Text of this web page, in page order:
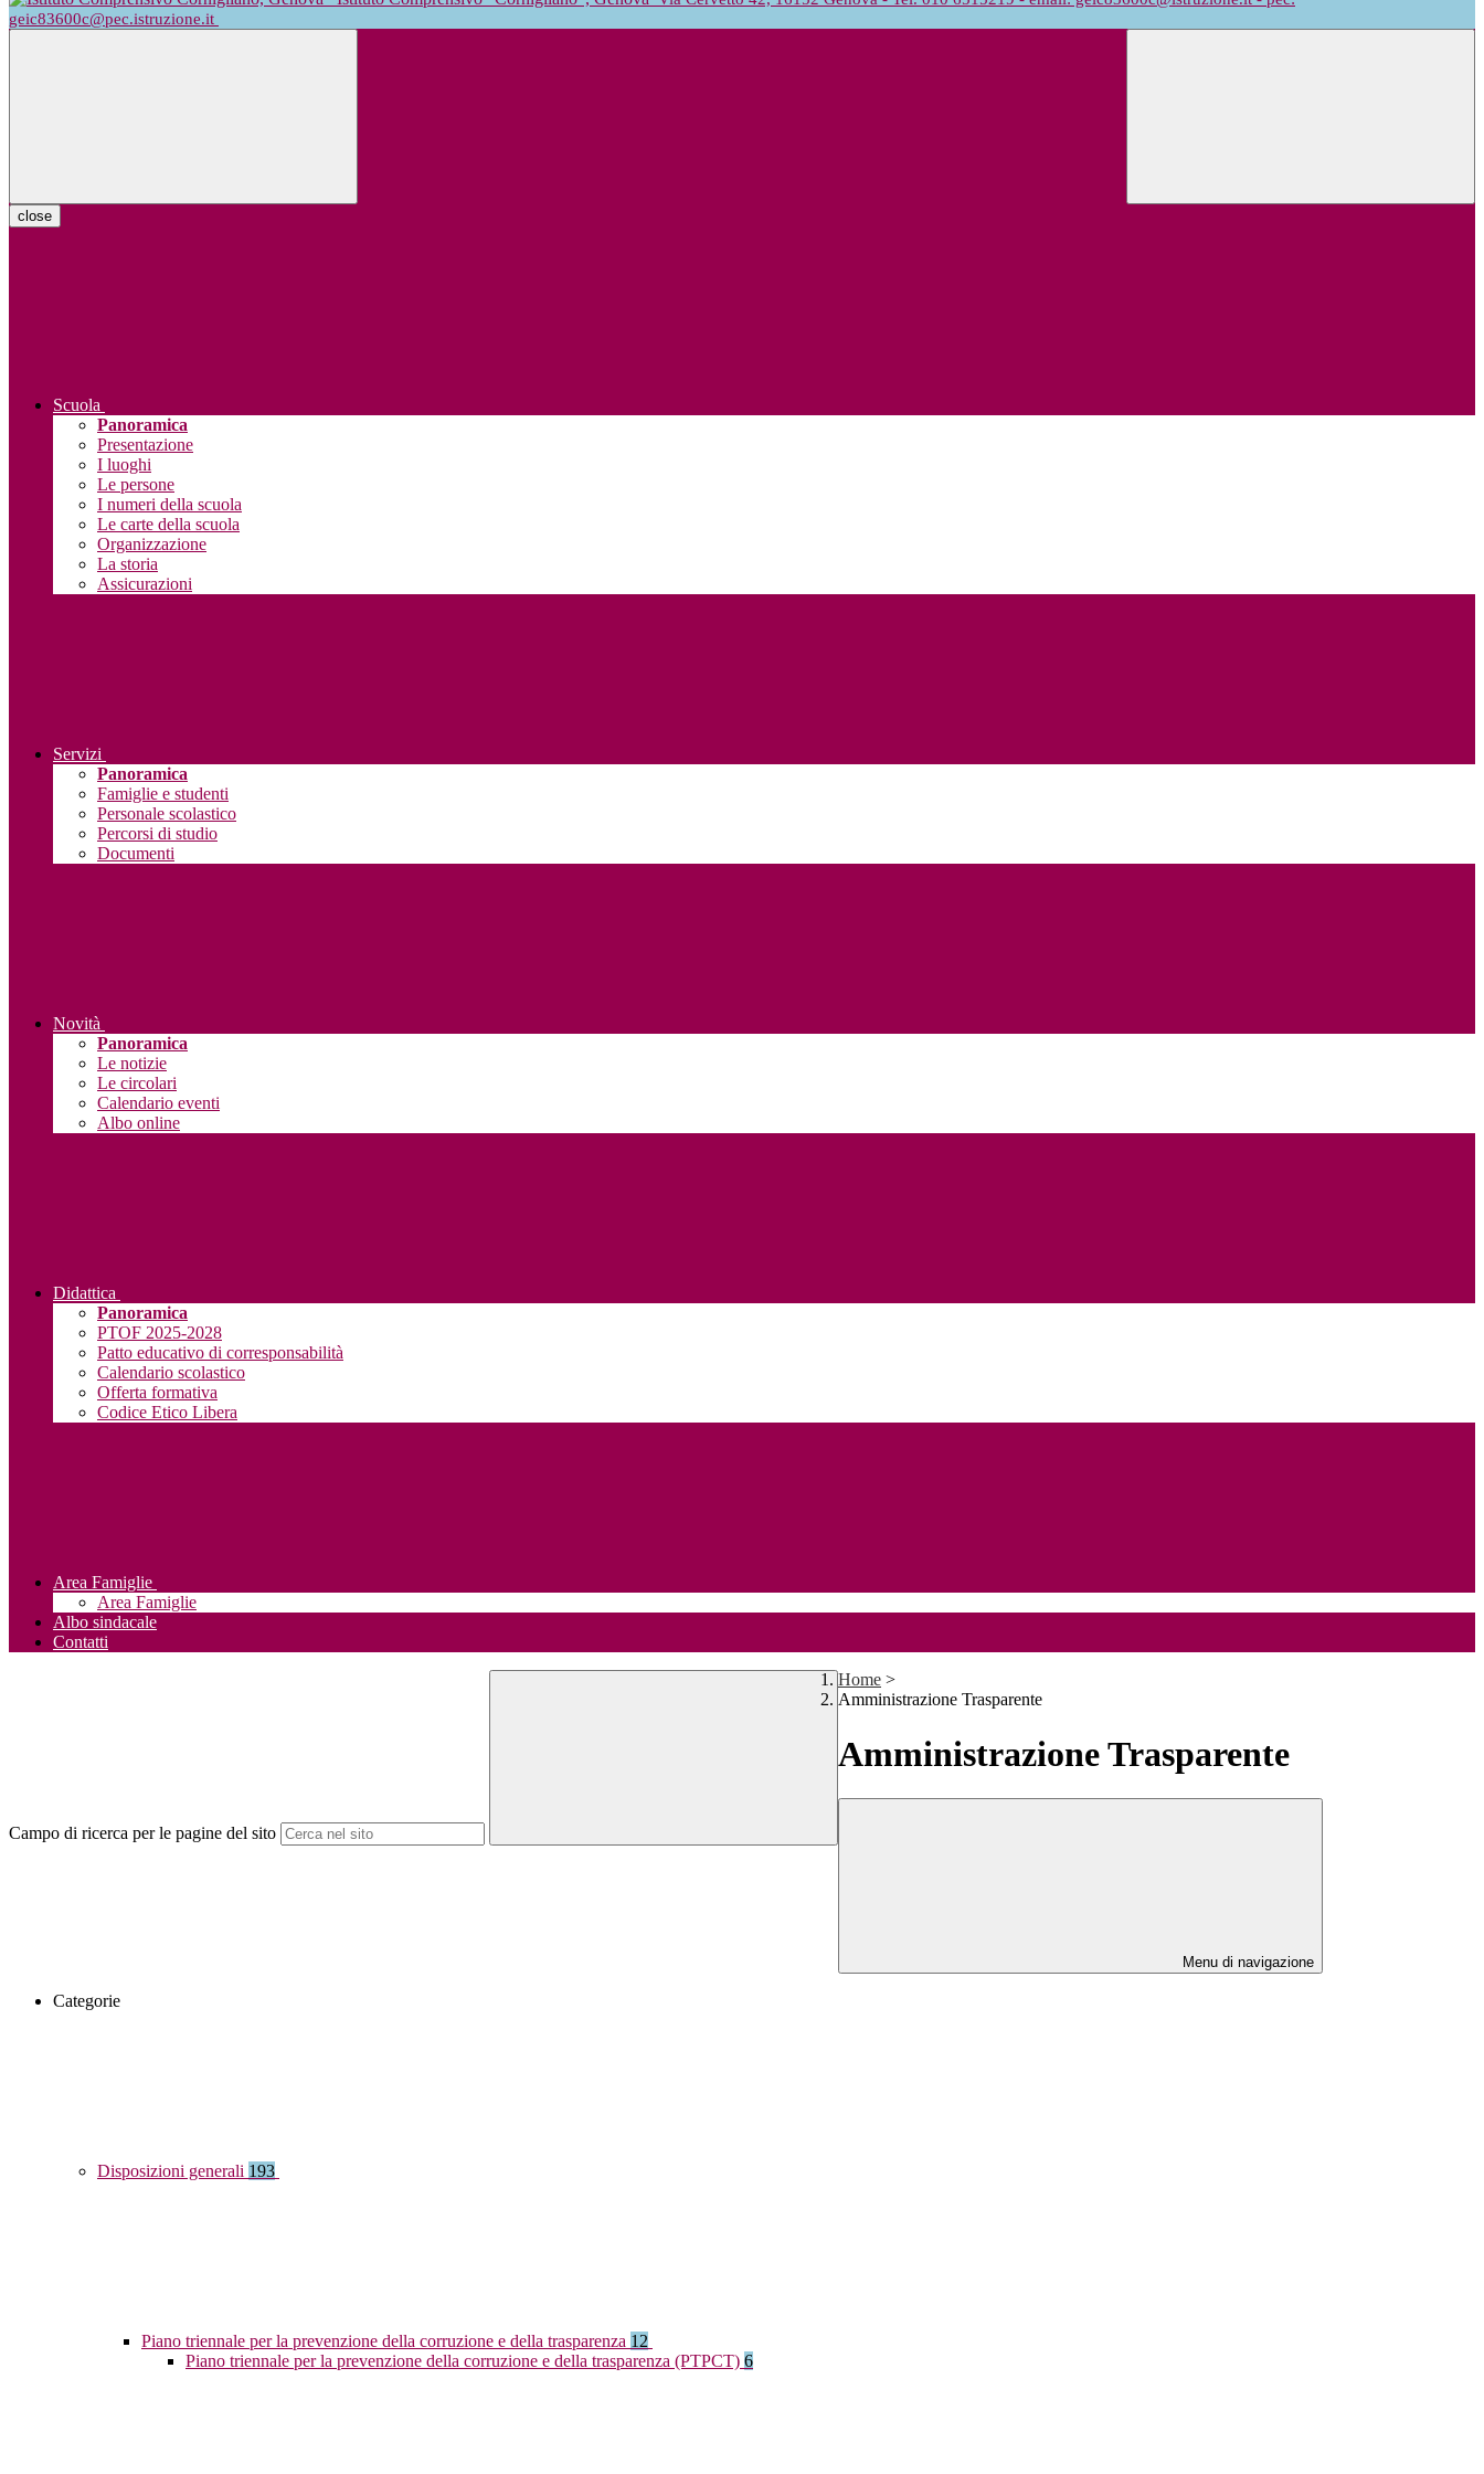
geic83600c@pec.istruzione.it
close
Scuola
Panoramica
Presentazione
I luoghi
Le persone
I numeri della scuola
Le carte della scuola
Organizzazione
La storia
Assicurazioni
Servizi
Panoramica
Famiglie e studenti
Personale scolastico
Percorsi di studio
Documenti
Novità
Panoramica
Le notizie
Le circolari
Calendario eventi
Albo online
Didattica
Panoramica
PTOF 2025-2028
Patto educativo di corresponsabilità
Calendario scolastico
Offerta formativa
Codice Etico Libera
Area Famiglie
Area Famiglie
Albo sindacale
Contatti
Campo di ricerca per le pagine del sito
Home >
Amministrazione Trasparente
Amministrazione Trasparente
Menu di navigazione
Categorie
Disposizioni generali 193
Piano triennale per la prevenzione della corruzione e della trasparenza 12
Piano triennale per la prevenzione della corruzione e della trasparenza (PTPCT) 6